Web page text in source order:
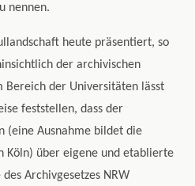
nennen.
heute präsentiert, so
der archivischen
Bereich der Universitäten lässt
feststellen, dass der
(eine Ausnahme bildet die
Köln) über eigene und etablierte
Archivgesetzes NRW